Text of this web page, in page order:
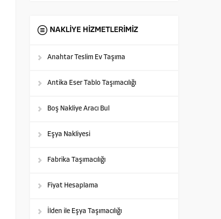
NAKLİYE HİZMETLERİMİZ
Anahtar Teslim Ev Taşıma
Antika Eser Tablo Taşımacılığı
Boş Nakliye Aracı Bul
Eşya Nakliyesi
Fabrika Taşımacılığı
Fiyat Hesaplama
İlden ile Eşya Taşımacılığı